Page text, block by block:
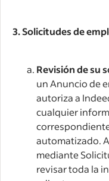
3. Solicitudes de
Revisión de su
un Anuncio de
autoriza a
cualquier
automatizado.
mediante
revisar toda la